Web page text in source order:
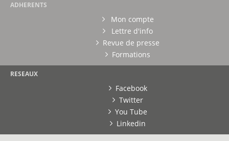
ADHERENTS
Mon compte
Lettre d'info
Revue de presse
Formations
RESEAUX
Facebook
Twitter
You Tube
Linkedin